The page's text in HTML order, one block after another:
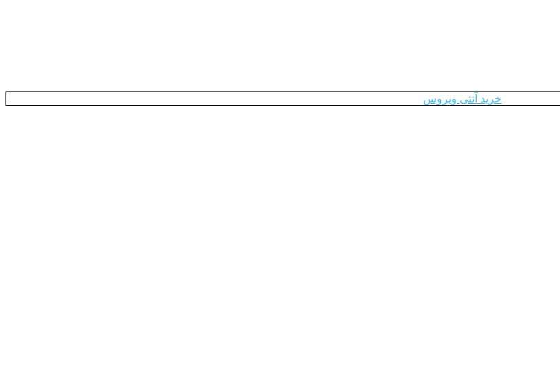
خرید آنتی ویروس